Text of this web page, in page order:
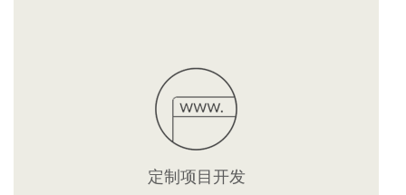
定制项目开发